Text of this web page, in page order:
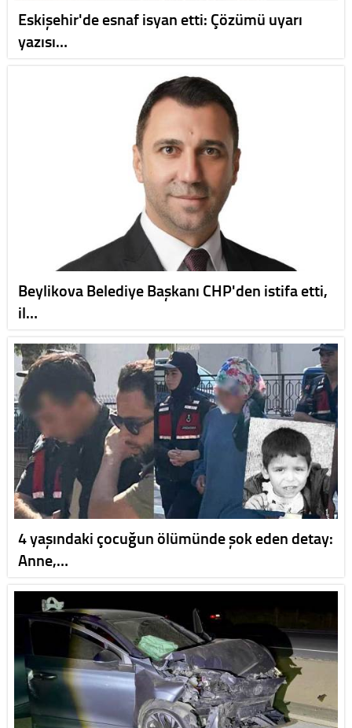
Eskişehir'de esnaf isyan etti: Çözümü uyarı
yazısı…
Beylikova Belediye Başkanı CHP'den istifa etti,
il…
4 yaşındaki çocuğun ölümünde şok eden detay:
Anne,…